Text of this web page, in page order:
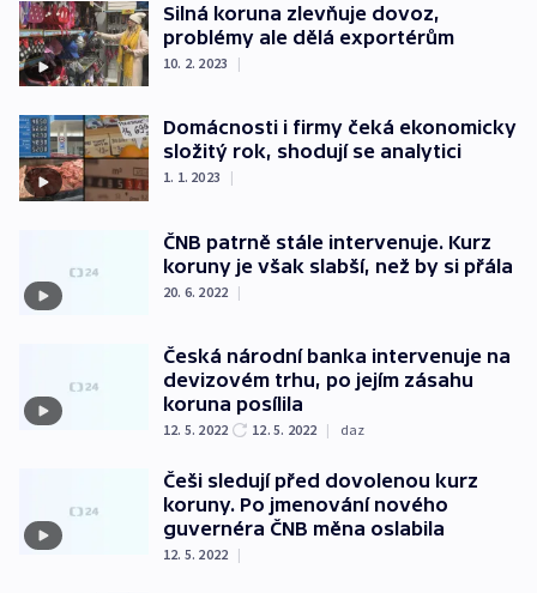
Silná koruna zlevňuje dovoz,
problémy ale dělá exportérům
10. 2. 2023 |
Domácnosti i firmy čeká ekonomicky
složitý rok, shodují se analytici
1. 1. 2023 |
ČNB patrně stále intervenuje. Kurz
koruny je však slabší, než by si přála
20. 6. 2022 |
Česká národní banka intervenuje na
devizovém trhu, po jejím zásahu
koruna posílila
12. 5. 2022 12. 5. 2022 | daz
Češi sledují před dovolenou kurz
koruny. Po jmenování nového
guvernéra ČNB měna oslabila
12. 5. 2022 |